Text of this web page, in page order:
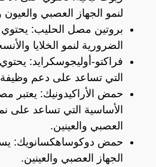
لنمو الجهاز العصبي والعيون
بروتين مصل الحليب: يحتوي
الضرورية لنمو الخلايا
فراكتو-أوليجوسكرايد: يحتوي
التي تساعد على دعم
حمض الأراكيدونيك: يعتبر
الأساسية التي تساعد على
العصبي والعينين.
حمض دوكوساهكسانويك:
الجهاز العصبي والعينين.